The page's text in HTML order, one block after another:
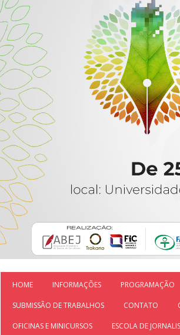
HOME INFORMAÇÕES PROGRAMAÇÃO
SUBMISSÃO DE TRABALHOS CONTATO
OFICINAS E MINICURSOS ESCOLA DE